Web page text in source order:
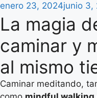
Publicado
el
enero 23, 2024junio 3,
La magia
caminar y
al mismo
Caminar meditando,